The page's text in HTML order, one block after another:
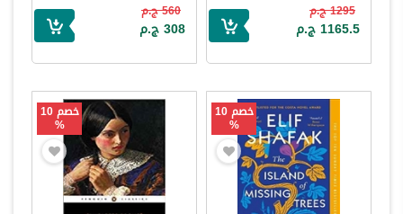
1295 ج.م
1165.5 ج.م
560 ج.م
308 ج.م
خصم 10
%
خصم 10
%